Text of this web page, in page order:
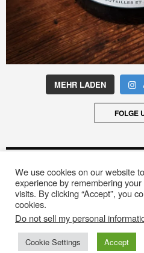
MEHR LADEN
FOLGE
Archiv
© 2020 Designed byThe Fox
IMPRESSUM
We use cookies on our website
experience by remembering
visits. By clicking “Accept”, you
cookies.
Do not sell my personal
Cookie Settings Accept